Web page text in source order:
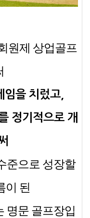
원제 상업골프
을 치렀고,
정기적으로 개
준으로 성장할
이 된
명문 골프장입